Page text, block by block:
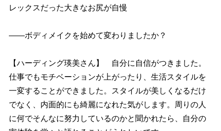
レックスだった大きなお尻が自慢
――ボディメイクを始めて変わりましたか？
【ハーディング瑛美さん】 自分に自信がつきました。
仕事でもモチベーションが上がったり、生活スタイルを
一変することができました。スタイルが美しくなるだけ
でなく、内面的にも綺麗になれた気がします。周りの人
に何でそんなに努力しているのかと聞かれたら、自分の